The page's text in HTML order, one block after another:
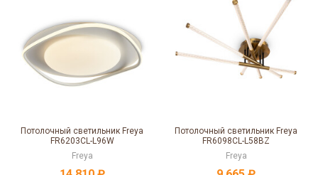
Потолочный светильник Freya
FR6203CL-L96W
Freya
Потолочный светильник Freya
FR6098CL-L58BZ
Freya